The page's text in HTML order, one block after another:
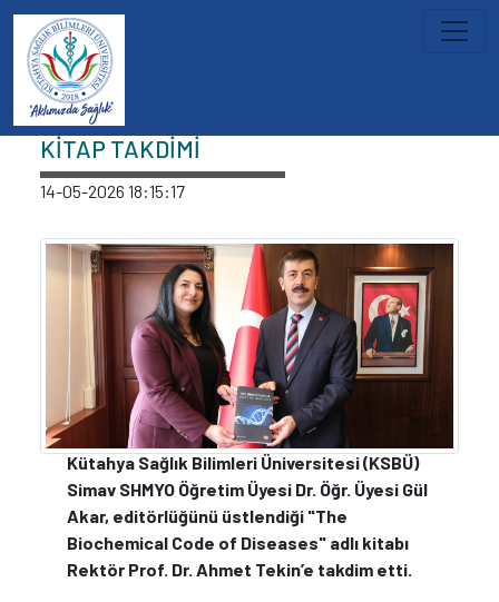
İçeriğe atla
Haberler
KİTAP TAKDİMİ
14-05-2026 18:15:17
Kütahya Sağlık Bilimleri Üniversitesi (KSBÜ)
Simav SHMYO Öğretim Üyesi Dr. Öğr. Üyesi Gül
Akar, editörlüğünü üstlendiği "The
Biochemical Code of Diseases" adlı kitabı
Rektör Prof. Dr. Ahmet Tekin’e takdim etti.